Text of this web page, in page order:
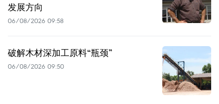
发展方向
06/08/2026 09:58
破解木材深加工原料“瓶颈”
06/08/2026 09:50